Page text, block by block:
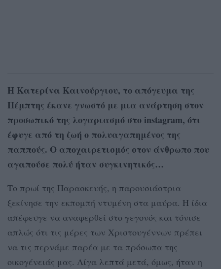
Η Κατερίνα Καινούργιου, το απόγευμα της
Πέμπτης έκανε γνωστό με μια ανάρτηση στον
προσωπικό της λογαριασμό στο instagram, ότι
έφυγε από τη ζωή ο πολυαγαπημένος της
παππούς. Ο αποχαιρετισμός στον άνθρωπο που
αγαπούσε πολύ ήταν συγκινητικός…
Το πρωί της Παρασκευής, η παρουσιάστρια
ξεκίνησε την εκπομπή ντυμένη στα μαύρα. Η ίδια
απέφευγε να αναφερθεί στο γεγονός και τόνισε
απλώς ότι τις μέρες των Χριστουγέννων πρέπει
να τις περνάμε παρέα με τα πρόσωπα της
οικογένειάς μας. Λίγα λεπτά μετά, όμως, ήταν η